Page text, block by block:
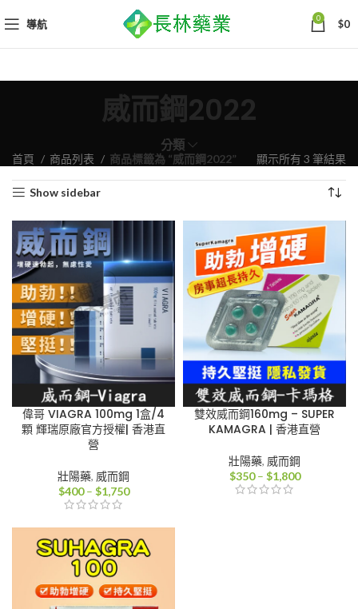
導航 0 $0
威而鋼2022
分類
首頁 商品列表 商品標籤為 “威而鋼2022” 顯示所有 3 筆結果
Show sidebar
偉哥 VIAGRA 100mg 1盒/4
顆 輝瑞原廠官方授權| 香港直
營
壯陽藥, 威而鋼
$400 – $1,750價
圍：
$400
$1,750
雙效威而鋼160mg – SUPER
KAMAGRA | 香港直營
壯陽藥, 威而鋼
$350 – $1,800價